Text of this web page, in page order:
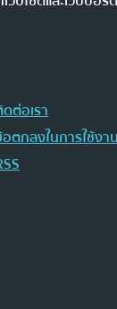
ต่อเรา
ตกลงในการใช้งา